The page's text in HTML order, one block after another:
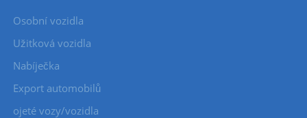
Osobní vozidla
Užitková vozidla
Nabíječka
Export automobilů
ojeté vozy/vozidla